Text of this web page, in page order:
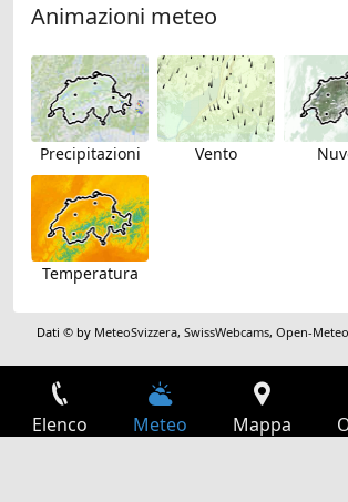
Animazioni meteo
Precipitazioni Vento
Temperatura
Dati © by MeteoSvizzera,SwissWebcams,Open-
Elenco Meteo Mappa